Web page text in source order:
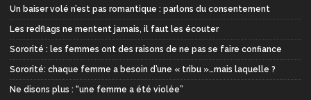
Un baiser volé n’est pas romantique : parlons du consentement
Les redflags ne mentent jamais, il faut les écouter
Sororité : les femmes ont des raisons de ne pas se faire confiance
Sororité: chaque femme a besoin d’une « tribu »…mais laquelle ?
Ne disons plus : “une femme a été violée”